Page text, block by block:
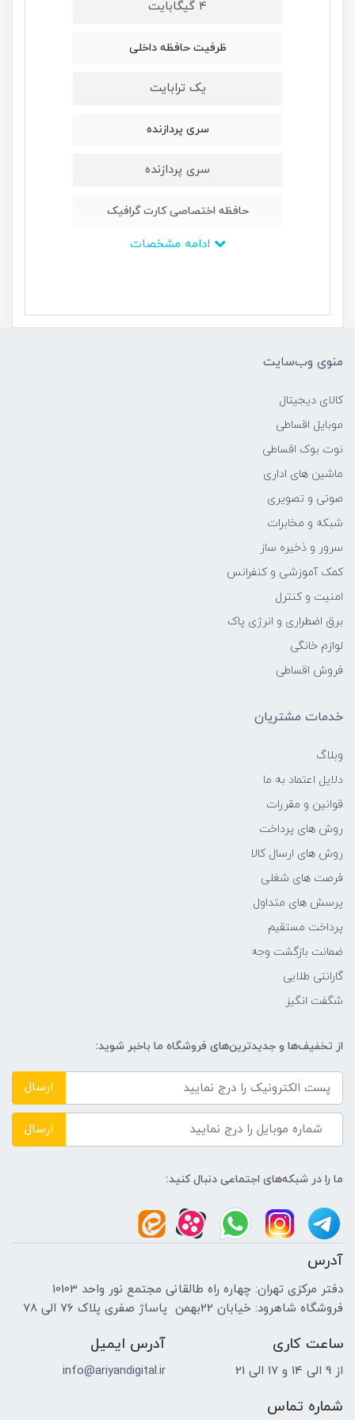
4 گیگابایت
ظرفیت حافظه داخلی
یک ترابایت
سری پردازنده
سری پردازنده
حافظه اختصاصی کارت گرافیک
بدون حافظه گرافیکی مجزا
495x184x370 میلی‌متر
محدوده سرعت پردازنده
سازنده کارت گرافیک
مدل کارت گرافیک
Intel UHD Graphics 600
نوع صفحه نمایش
LED-backlit IPS LCD
1080 × 1920 پیکسل
صفحه نمایش لمسی
منوی وب‌سایت
کالای دیجیتال
موبایل اقساطی
نوت بوک اقساطی
ماشین های اداری
صوتی و تصویری
شبکه و مخابرات
سرور و ذخیره ساز
کمک آموزشی و کنفرانس
امنیت و کنترل
برق اضطراری و انرژی پاک
لوازم خانگی
فروش اقساطی
خدمات مشتریان
وبلاگ
دلایل اعتماد به ما
قوانین و مقررات
روش های پرداخت
روش های ارسال کالا
فرصت های شغلی
پرسش های متداول
پرداخت مستقیم
ضمانت بازگشت وجه
گارانتی طلایی
شگفت انگیز
از تخفیف‌ها و جدیدترین‌های فروشگاه ما باخبر شوید:
ارسال
ارسال
ما را در شبکه‌های اجتماعی دنبال کنید:
آدرس
دفتر مرکزی تهران: چهاره راه طالقانی مجتمع نور واحد 10103
فروشگاه شاهرود: خیابان 22بهمن پاساژ صفری پلاک 76 الی 78
ساعت کاری
از 9 الی 14 و 17 الی 21
آدرس ایمیل
info@ariyandigital.ir
شماره تماس